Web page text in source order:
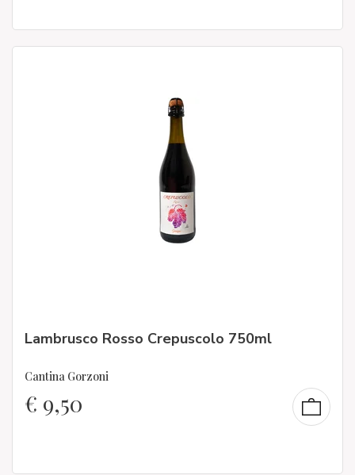
Lambrusco Rosso Crepuscolo 750ml
Cantina Gorzoni
€ 9,50